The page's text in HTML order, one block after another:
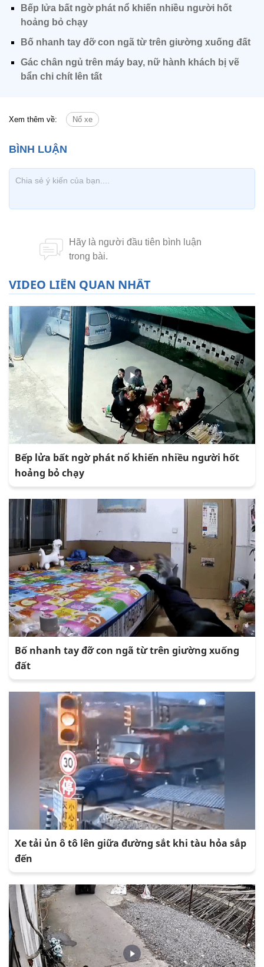
Bếp lửa bất ngờ phát nổ khiến nhiều người hốt
hoảng bỏ chạy
Bố nhanh tay đỡ con ngã từ trên giường xuống đất
Gác chân ngủ trên máy bay, nữ hành khách bị vẽ
bẩn chi chít lên tất
Xem thêm về: Nổ xe
VIDEO LIÊN QUAN NHẤT
Bếp lửa bất ngờ phát nổ khiến nhiều người hốt
hoảng bỏ chạy
Bố nhanh tay đỡ con ngã từ trên giường xuống
đất
Xe tải ủn ô tô lên giữa đường sắt khi tàu hỏa sắp
đến